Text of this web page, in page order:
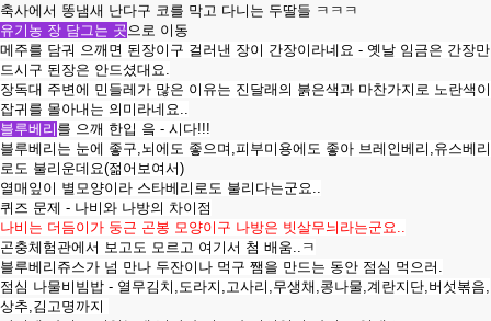
축사에서 똥냄새 난다구 코를 막고 다니는 두딸들 ㅋㅋㅋ
유기농 장 담그는 곳으로 이동
메주를 담궈 으깨면 된장이구 걸러낸 장이 간장이라네요 - 옛날 임금은 간장만
드시구 된장은 안드셨대요.
장독대 주변에 민들레가 많은 이유는 진달래의 붉은색과 마찬가지로 노란색이
잡귀를 몰아내는 의미라네요..
블루베리 를 으깨 한입 읔 - 시다!!!
블루베리는 눈에 좋구,뇌에도 좋으며,피부미용에도 좋아 브레인베리,유스베리
로도 불리운데요(젊어보여서)
열매잎이 별모양이라 스타베리로도 불리다는군요..
퀴즈 문제 - 나비와 나방의 차이점
나비는 더듬이가 둥근 곤봉 모양이구 나방은 빗살무늬라는군요..
곤충체험관에서 보고도 모르고 여기서 첨 배움..ㅋ
블루베리쥬스가 넘 만나 두잔이나 먹구 쨈을 만드는 동안 점심 먹으러.
점심 나물비빔밥 - 열무김치,도라지,고사리,무생채,콩나물,계란지단,버섯볶음,
상추,김고명까지